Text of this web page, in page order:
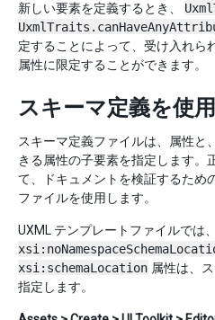
新しい要素を定義するとき、
定することによって、受け入れら
属性に限定することができます。
スキーマ定義を使
スキーマ定義ファイルは、属性と
きる属性の子要素を指定します。
て、ドキュメントを検証するため
ファイルを使用します。
UXML テンプレートファイルでは、
xsi:schemaLocation 属性は、
指定します。